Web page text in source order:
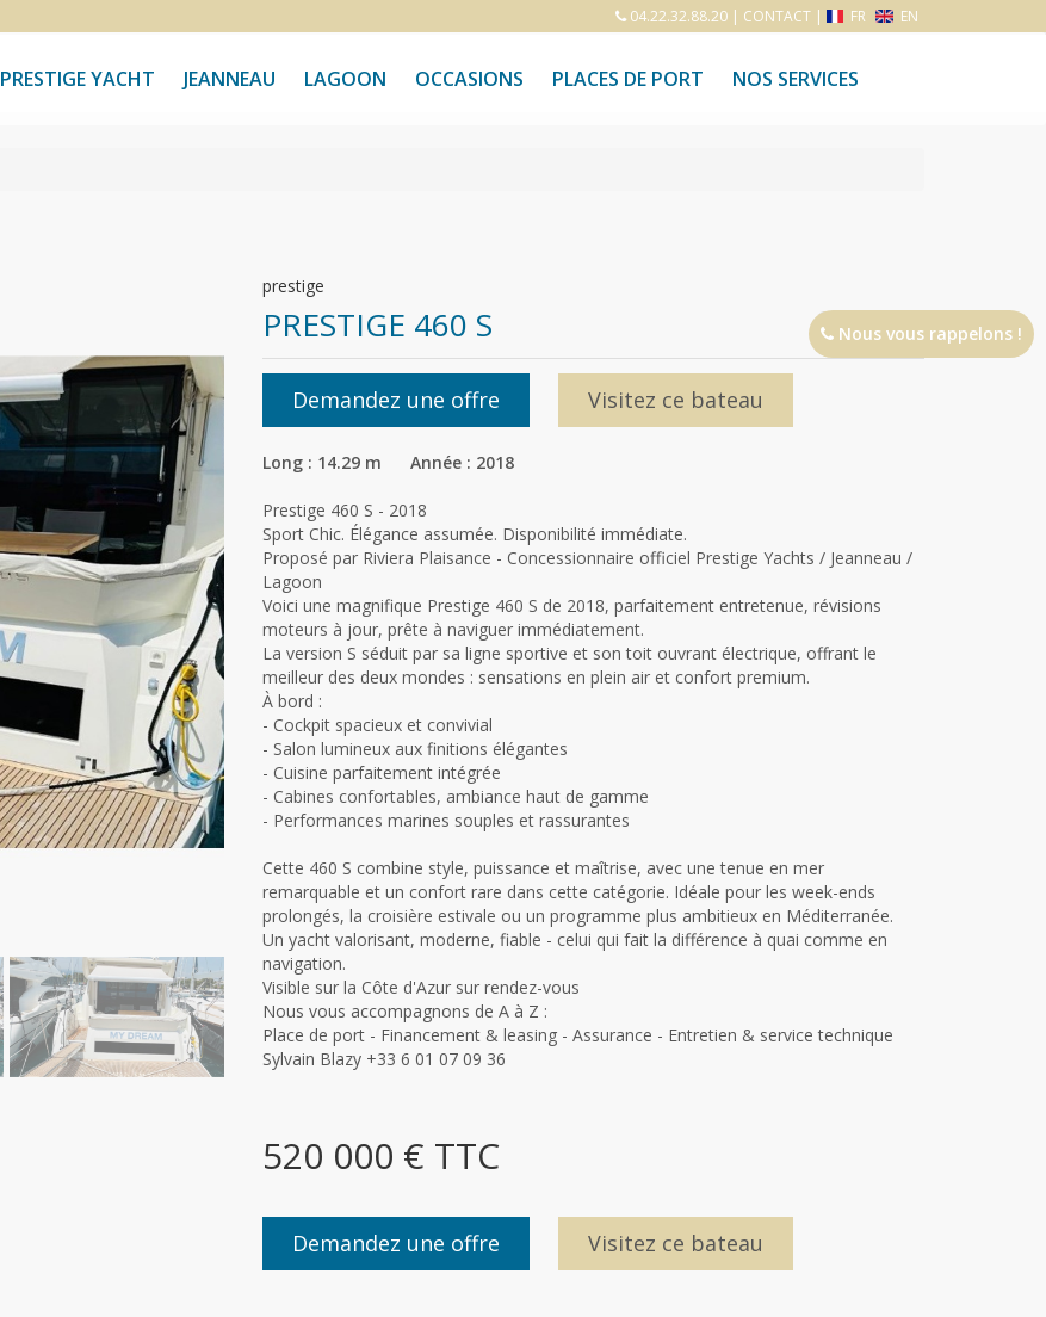
04.22.32.88.20| CONTACT| FR EN
PRESTIGE YACHT JEANNEAU LAGOON OCCASIONS PLACES DE PORT NOS SERVICES
prestige
PRESTIGE 460 S
Demandez une offre Visitez ce bateau
Long : 14.29 m Année : 2018
Prestige 460 S - 2018
Sport Chic. Élégance assumée. Disponibilité immédiate.
Proposé par Riviera Plaisance - Concessionnaire officiel Prestige Yachts / Jeanneau /
Lagoon
Voici une magnifique Prestige 460 S de 2018, parfaitement entretenue, révisions
moteurs à jour, prête à naviguer immédiatement.
La version S séduit par sa ligne sportive et son toit ouvrant électrique, offrant le
meilleur des deux mondes : sensations en plein air et confort premium.
À bord :
- Cockpit spacieux et convivial
- Salon lumineux aux finitions élégantes
- Cuisine parfaitement intégrée
- Cabines confortables, ambiance haut de gamme
- Performances marines souples et rassurantes
Cette 460 S combine style, puissance et maîtrise, avec une tenue en mer
remarquable et un confort rare dans cette catégorie. Idéale pour les week-ends
prolongés, la croisière estivale ou un programme plus ambitieux en Méditerranée.
Un yacht valorisant, moderne, fiable - celui qui fait la différence à quai comme en
navigation.
Visible sur la Côte d'Azur sur rendez-vous
Nous vous accompagnons de A à Z :
Place de port - Financement & leasing - Assurance - Entretien & service technique
Sylvain Blazy +33 6 01 07 09 36
520 000 € TTC
Demandez une offre Visitez ce bateau
Nous vous rappelons !